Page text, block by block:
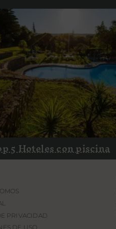
5 Hoteles con piscina
5 Hoteles con piscina
PRIVACIDAD
DE USO